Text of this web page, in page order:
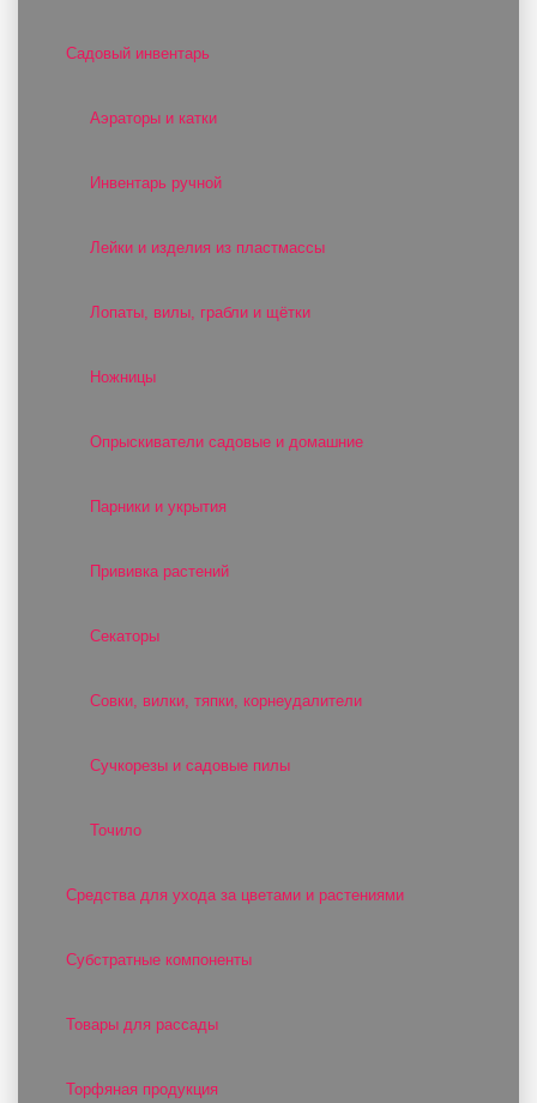
Садовый инвентарь
Аэраторы и катки
Инвентарь ручной
Лейки и изделия из пластмассы
Лопаты, вилы, грабли и щётки
Ножницы
Опрыскиватели садовые и домашние
Парники и укрытия
Прививка растений
Секаторы
Совки, вилки, тяпки, корнеудалители
Сучкорезы и садовые пилы
Точило
Средства для ухода за цветами и растениями
Субстратные компоненты
Товары для рассады
Торфяная продукция